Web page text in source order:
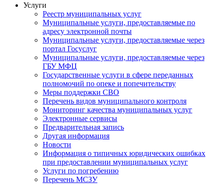
Услуги
Реестр муниципальных услуг
Муниципальные услуги, предоставляемые по
адресу электронной почты
Муниципальные услуги, предоставляемые через
портал Госуслуг
Муниципальные услуги, предоставляемые через
ГБУ МФЦ
Государственные услуги в сфере переданных
полномочий по опеке и попечительству
Меры поддержки СВО
Перечень видов муниципального контроля
Мониторинг качества муниципальных услуг
Электронные сервисы
Предварительная запись
Другая информация
Новости
Информация о типичных юридических ошибках
при предоставлении муниципальных услуг
Услуги по погребению
Перечень МСЗУ